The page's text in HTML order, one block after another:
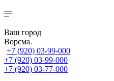
Ваш город
Ворсма
+7 (920) 03-99-000
+7 (920) 03-99-000
+7 (920) 03-77-000